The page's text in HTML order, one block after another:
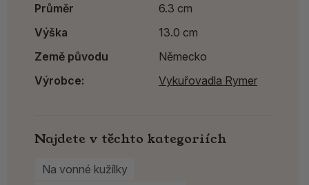
Průměr
6.3 cm
Výška
13.0 cm
Země původu
Německo
Výrobce:
Vykuřovadla Rymer
Najdete v těchto kategoriích
Na vonné kužílky